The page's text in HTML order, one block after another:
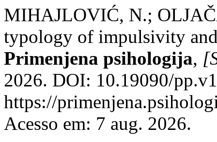
MIHAJLOVIĆ, N.;
typology of impulsivity
Primenjena psihologija,
2026. DOI: 10.19090/
https://
Acesso em: 7 aug. 2026.